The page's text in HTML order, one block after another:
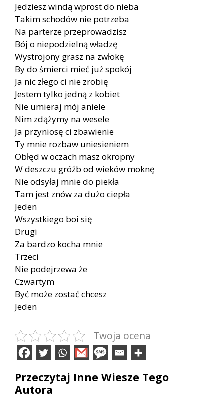
Jedziesz windą wprost do nieba
Takim schodów nie potrzeba
Na parterze przeprowadzisz
Bój o niepodzielną władzę
Wystrojony grasz na zwłokę
By do śmierci mieć już spokój
Ja nic złego ci nie zrobię
Jestem tylko jedną z kobiet
Nie umieraj mój aniele
Nim zdążymy na wesele
Ja przyniosę ci zbawienie
Ty mnie rozbaw uniesieniem
Obłęd w oczach masz okropny
W deszczu gróźb od wieków moknę
Nie odsyłaj mnie do piekła
Tam jest znów za dużo ciepła
Jeden
Wszystkiego boi się
Drugi
Za bardzo kocha mnie
Trzeci
Nie podejrzewa że
Czwartym
Być może zostać chcesz
Jeden
Twoja ocena
Przeczytaj Inne Wiesze Tego
Autora